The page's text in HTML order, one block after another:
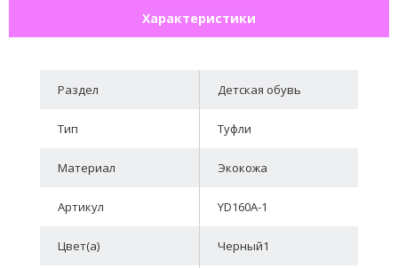
Характеристики
Раздел Детская обувь
Тип Туфли
Материал Экокожа
Артикул YD160A-1
Цвет(а) Черный1